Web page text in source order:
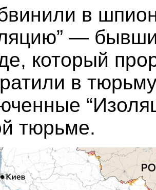
в
—
который
в
тюрьме.